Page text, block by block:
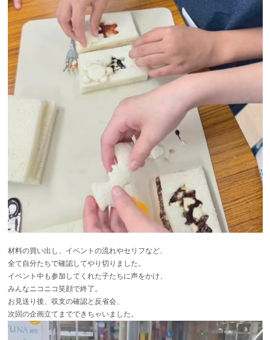
材料の買い出し、イベントの流れやセリフなど、
全て自分たちで確認してやり切りました。
イベント中も参加してくれた子たちに声をかけ、
みんなニコニコ笑顔で終了。
お見送り後、収支の確認と反省会、
次回の企画立てまでできちゃいました。